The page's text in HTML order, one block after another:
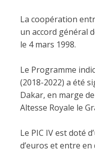
La coopération
un accord général
le 4 mars 1998.
Le Programme
(2018-2022) a été
Dakar, en marge
Altesse Royale le
Le PIC IV est doté
d’euros et entre